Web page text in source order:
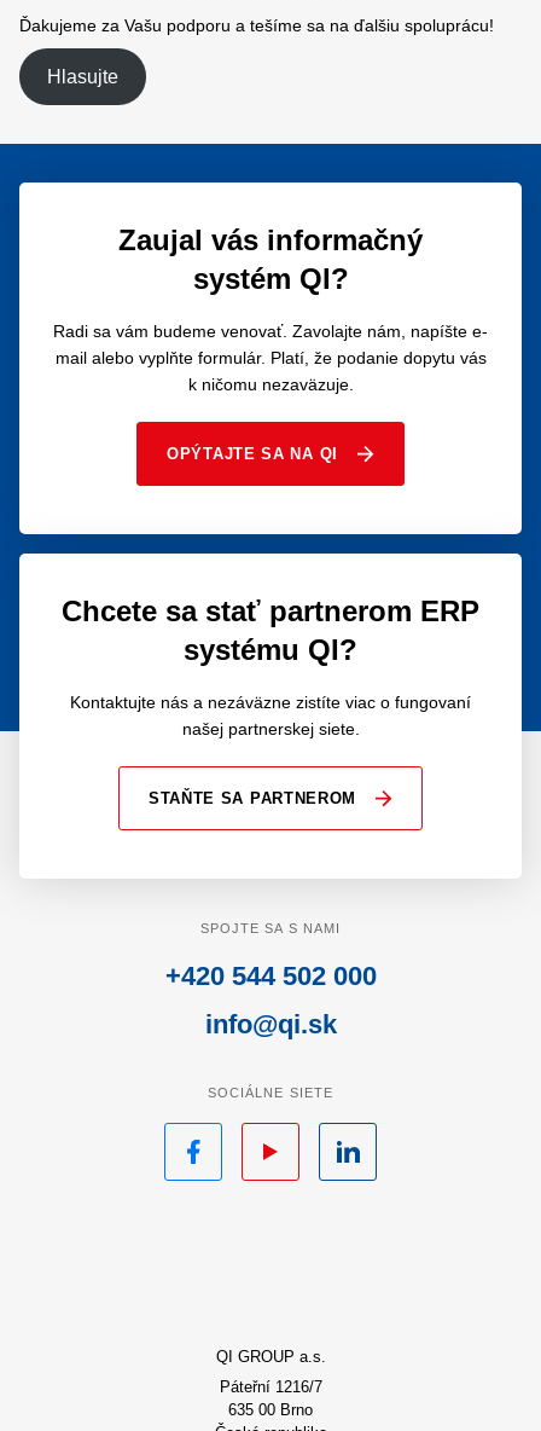
Ďakujeme za Vašu podporu a tešíme sa na ďalšiu spoluprácu!
Hlasujte
Zaujal vás informačný
systém QI?
Radi sa vám budeme venovať. Zavolajte nám, napíšte e-
mail alebo vyplňte formulár. Platí, že podanie dopytu vás
k ničomu nezaväzuje.
OPÝTAJTE SA NA QI
Chcete sa stať partnerom ERP
systému QI?
Kontaktujte nás a nezáväzne zistíte viac o fungovaní
našej partnerskej siete.
STAŇTE SA PARTNEROM
QI GROUP a.s.
Páteřní 1216/7
635 00 Brno
SPOJTE SA S NAMI
+420 544 502 000
info@qi.sk
SOCIÁLNE SIETE
Facebook